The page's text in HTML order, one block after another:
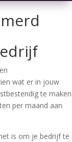
wat er in jouw
te maken
per maand aan
is om je bedrijf te